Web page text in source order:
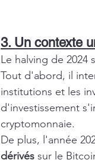
3. Un contexte
Le halving de 2024
Tout d'abord, il
institutions et les
d'investissement
cryptomonnaie.
De plus, l'année
dérivés sur le